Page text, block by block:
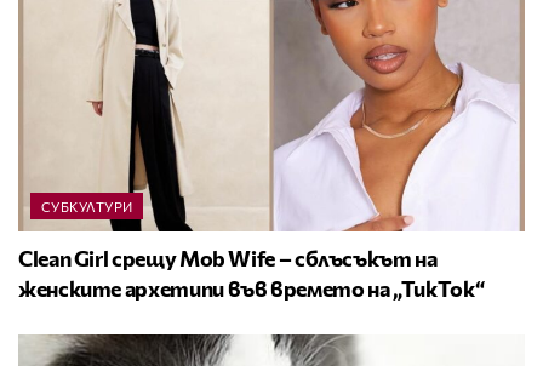
СУБКУЛТУРИ
Clean Girl срещу Mob Wife – сблъсъкът на
женските архетипи във времето на „ТикТок“